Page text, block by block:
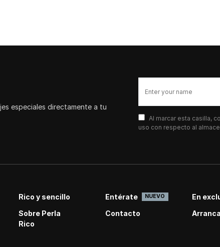
especiales directamente a tu
Al marcar esta casilla,
uso con respecto al
Rico y sencillo Entérate NUEVO
En
Sobre Perla
Rico
Contacto